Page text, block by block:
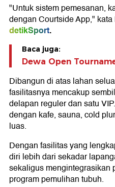
"Untuk sistem pemesanan,
dengan Courtside App,"
detikSport.
Baca juga:
Dewa Open
Dibangun di atas lahan
fasilitasnya mencakup
delapan reguler dan satu
dengan kafe, sauna, cold
luas.
Dengan fasilitas yang
diri lebih dari sekadar
sekaligus mengintegrasikan
program pemulihan tubuh.